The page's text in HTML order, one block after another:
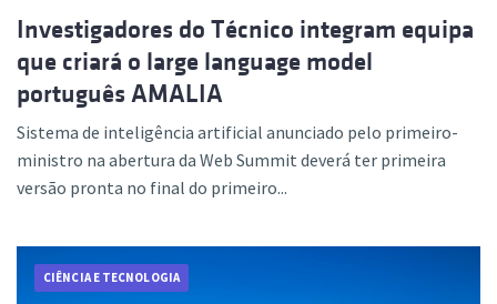
Investigadores do Técnico integram equipa
que criará o large language model
português AMALIA
Sistema de inteligência artificial anunciado pelo primeiro-
ministro na abertura da Web Summit deverá ter primeira
versão pronta no final do primeiro...
CIÊNCIA E TECNOLOGIA